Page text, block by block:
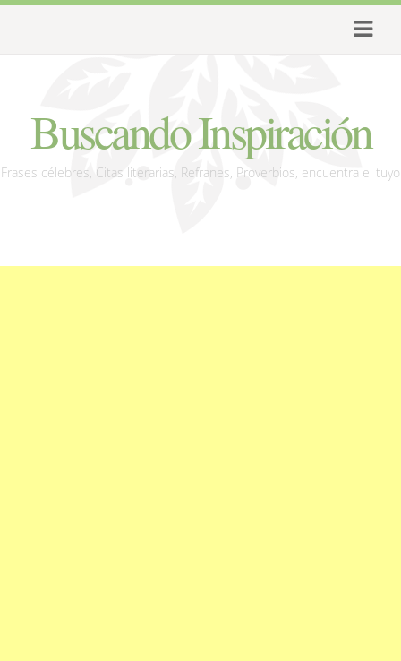
Buscando Inspiración
Frases célebres, Citas literarias, Refranes, Proverbios, encuentra el tuyo